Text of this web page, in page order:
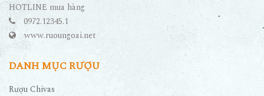
HOTLINE mua hàng
0972.12345.1
www.ruoungoai.net
DANH MỤC RƯỢU
Rượu Chivas